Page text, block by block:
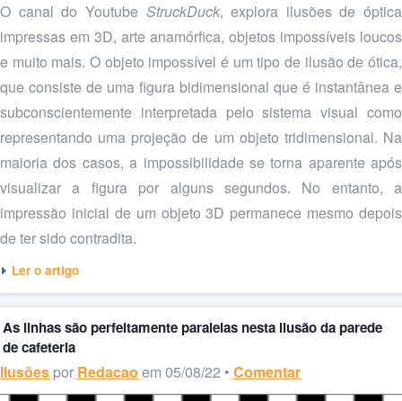
O canal do Youtube StruckDuck, explora ilusões de óptica
impressas em 3D, arte anamórfica, objetos impossíveis loucos
e muito mais. O objeto impossível é um tipo de ilusão de ótica,
que consiste de uma figura bidimensional que é instantânea e
subconscientemente interpretada pelo sistema visual como
representando uma projeção de um objeto tridimensional. Na
maioria dos casos, a impossibilidade se torna aparente após
visualizar a figura por alguns segundos. No entanto, a
impressão inicial de um objeto 3D permanece mesmo depois
de ter sido contradita.
Ler o artigo
As linhas são perfeitamente paralelas nesta ilusão da parede
de cafeteria
Ilusões por Redacao em 05/08/22 • Comentar